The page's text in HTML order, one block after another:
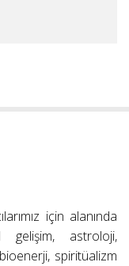
için alanında
gelişim, astroloji,
spiritüalizm